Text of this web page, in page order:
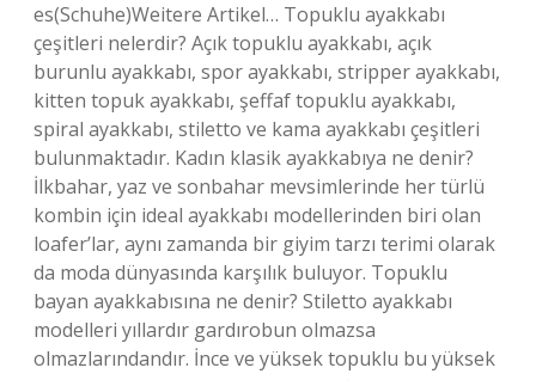
es(Schuhe)Weitere Artikel… Topuklu ayakkabı
çeşitleri nelerdir? Açık topuklu ayakkabı, açık
burunlu ayakkabı, spor ayakkabı, stripper ayakkabı,
kitten topuk ayakkabı, şeffaf topuklu ayakkabı,
spiral ayakkabı, stiletto ve kama ayakkabı çeşitleri
bulunmaktadır. Kadın klasik ayakkabıya ne denir?
İlkbahar, yaz ve sonbahar mevsimlerinde her türlü
kombin için ideal ayakkabı modellerinden biri olan
loafer’lar, aynı zamanda bir giyim tarzı terimi olarak
da moda dünyasında karşılık buluyor. Topuklu
bayan ayakkabısına ne denir? Stiletto ayakkabı
modelleri yıllardır gardırobun olmazsa
olmazlarındandır. İnce ve yüksek topuklu bu yüksek